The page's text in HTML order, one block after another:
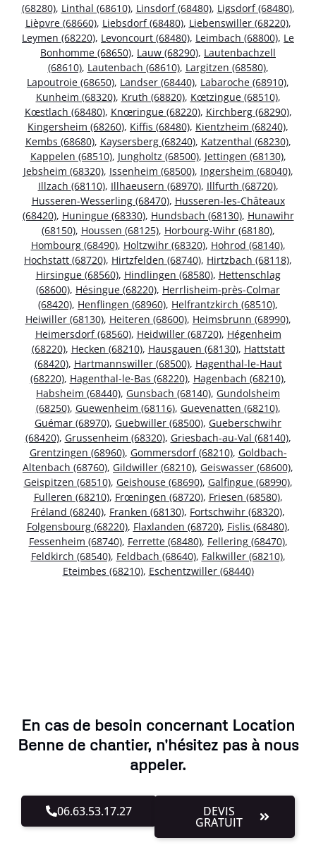
(68280), Linthal (68610), Linsdorf (68480), Ligsdorf (68480),
Lièpvre (68660), Liebsdorf (68480), Liebenswiller (68220),
Leymen (68220), Levoncourt (68480), Leimbach (68800), Le
Bonhomme (68650), Lauw (68290), Lautenbachzell
(68610), Lautenbach (68610), Largitzen (68580),
Lapoutroie (68650), Landser (68440), Labaroche (68910),
Kunheim (68320), Kruth (68820), Kœtzingue (68510),
Kœstlach (68480), Knœringue (68220), Kirchberg (68290),
Kingersheim (68260), Kiffis (68480), Kientzheim (68240),
Kembs (68680), Kaysersberg (68240), Katzenthal (68230),
Kappelen (68510), Jungholtz (68500), Jettingen (68130),
Jebsheim (68320), Issenheim (68500), Ingersheim (68040),
Illzach (68110), Illhaeusern (68970), Illfurth (68720),
Husseren-Wesserling (68470), Husseren-les-Châteaux
(68420), Huningue (68330), Hundsbach (68130), Hunawihr
(68150), Houssen (68125), Horbourg-Wihr (68180),
Hombourg (68490), Holtzwihr (68320), Hohrod (68140),
Hochstatt (68720), Hirtzfelden (68740), Hirtzbach (68118),
Hirsingue (68560), Hindlingen (68580), Hettenschlag
(68600), Hésingue (68220), Herrlisheim-près-Colmar
(68420), Henflingen (68960), Helfrantzkirch (68510),
Heiwiller (68130), Heiteren (68600), Heimsbrunn (68990),
Heimersdorf (68560), Heidwiller (68720), Hégenheim
(68220), Hecken (68210), Hausgauen (68130), Hattstatt
(68420), Hartmannswiller (68500), Hagenthal-le-Haut
(68220), Hagenthal-le-Bas (68220), Hagenbach (68210),
Habsheim (68440), Gunsbach (68140), Gundolsheim
(68250), Guewenheim (68116), Guevenatten (68210),
Guémar (68970), Guebwiller (68500), Gueberschwihr
(68420), Grussenheim (68320), Griesbach-au-Val (68140),
Grentzingen (68960), Gommersdorf (68210), Goldbach-
Altenbach (68760), Gildwiller (68210), Geiswasser (68600),
Geispitzen (68510), Geishouse (68690), Galfingue (68990),
Fulleren (68210), Frœningen (68720), Friesen (68580),
Fréland (68240), Franken (68130), Fortschwihr (68320),
Folgensbourg (68220), Flaxlanden (68720), Fislis (68480),
Fessenheim (68740), Ferrette (68480), Fellering (68470),
Feldkirch (68540), Feldbach (68640), Falkwiller (68210),
Eteimbes (68210), Eschentzwiller (68440)
En cas de besoin concernant Location
Benne de chantier, n'hésitez pas à nous
appeler.
06.63.53.17.27 DEVIS
GRATUIT